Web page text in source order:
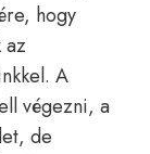
hogy
az
A
végezni, a
de